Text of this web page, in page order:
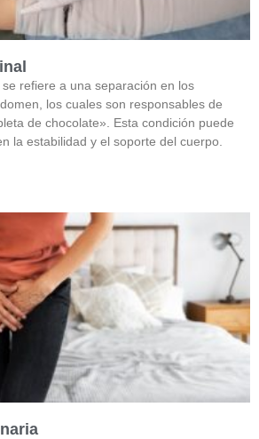
refiere a una separación en los
los cuales son responsables de
de chocolate». Esta condición puede
la estabilidad y el soporte del cuerpo.